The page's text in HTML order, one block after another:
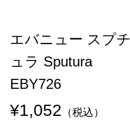
エバニュー スプチ
ュラ Sputura
EBY726
¥1,052 （税込）